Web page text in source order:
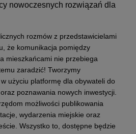
nowoczesnych rozwiązań dla
rozmów z przedstawicielami
że komunikacja pomiędzy
mieszkańcami nie przebiega
zaradzić! Tworzymy
użyciu platformę dla obywateli do
poznawania nowych inwestycji.
możliwości publikowania
wydarzenia miejskie oraz
Wszystko to, dostępne będzie